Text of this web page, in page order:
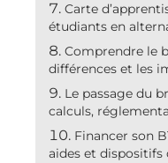
Carte
étudiants en
Comprendre le
différences et les
Le passage du
calculs,
Financer son
aides et dispositifs